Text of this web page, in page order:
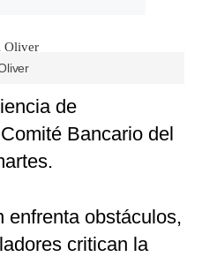
de
Bancario del
enfrenta obstáculos,
critican la